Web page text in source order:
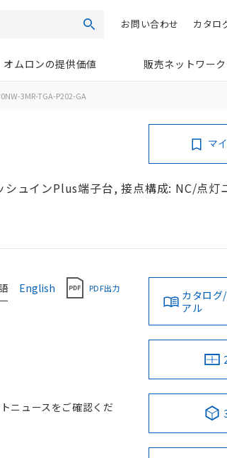
検索 カタロ
お問い合わせ
オムロンの提供価値 販売ネットワーク
3MR-TGA-P202-GA
ュインPlus端子台, 接点構成: NC/点灯
マ
English PDF出力
ニュースをご確認くだ
カタログ
アル